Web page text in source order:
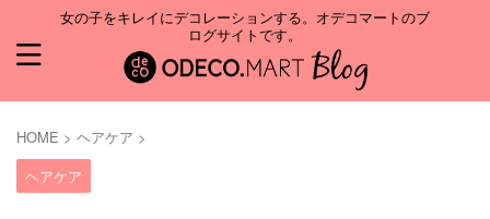
女の子をキレイにデコレーションする。オデコマートのブ
ログサイトです。
HOME > ヘアケア >
ヘアケア